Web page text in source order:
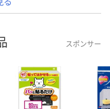
スポンサー